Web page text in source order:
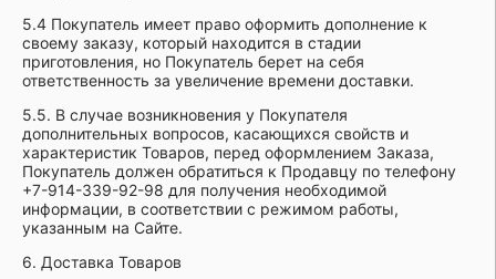
5.4 Покупатель имеет право оформить дополнение к
своему заказу, который находится в стадии
приготовления, но Покупатель берет на себя
ответственность за увеличение времени доставки.
5.5. В случае возникновения у Покупателя
дополнительных вопросов, касающихся свойств и
характеристик Товаров, перед оформлением Заказа,
Покупатель должен обратиться к Продавцу по телефону
+7-914-339-92-98 для получения необходимой
информации, в соответствии с режимом работы,
указанным на Сайте.
6. Доставка Товаров